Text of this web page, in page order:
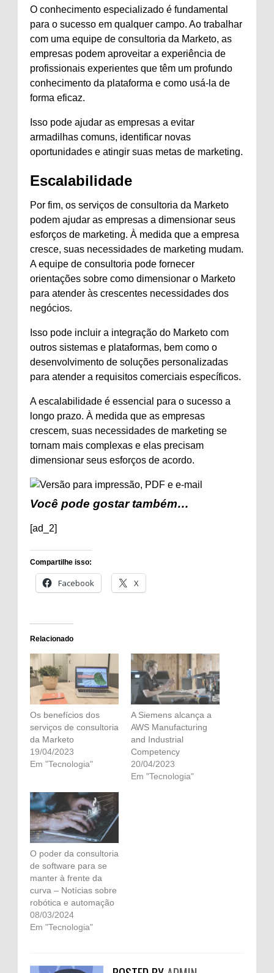
O conhecimento especializado é fundamental
para o sucesso em qualquer campo. Ao trabalhar
com uma equipe de consultoria da Marketo, as
empresas podem aproveitar a experiência de
profissionais experientes que têm um profundo
conhecimento da plataforma e como usá-la de
forma eficaz.
Isso pode ajudar as empresas a evitar
armadilhas comuns, identificar novas
oportunidades e atingir suas metas de marketing.
Escalabilidade
Por fim, os serviços de consultoria da Marketo
podem ajudar as empresas a dimensionar seus
esforços de marketing. À medida que a empresa
cresce, suas necessidades de marketing mudam.
A equipe de consultoria pode fornecer
orientações sobre como dimensionar o Marketo
para atender às crescentes necessidades dos
negócios.
Isso pode incluir a integração do Marketo com
outros sistemas e plataformas, bem como o
desenvolvimento de soluções personalizadas
para atender a requisitos comerciais específicos.
A escalabilidade é essencial para o sucesso a
longo prazo. À medida que as empresas
crescem, suas necessidades de marketing se
tornam mais complexas e elas precisam
dimensionar seus esforços de acordo.
Você pode gostar também…
[ad_2]
Compartilhe isso:
Facebook X
Relacionado
Os benefícios dos
serviços de consultoria
da Marketo
19/04/2023
Em "Tecnologia"
A Siemens alcança a
AWS Manufacturing
and Industrial
Competency
20/04/2023
Em "Tecnologia"
O poder da consultoria
de software para se
manter à frente da
curva – Notícias sobre
robótica e automação
08/03/2024
Em "Tecnologia"